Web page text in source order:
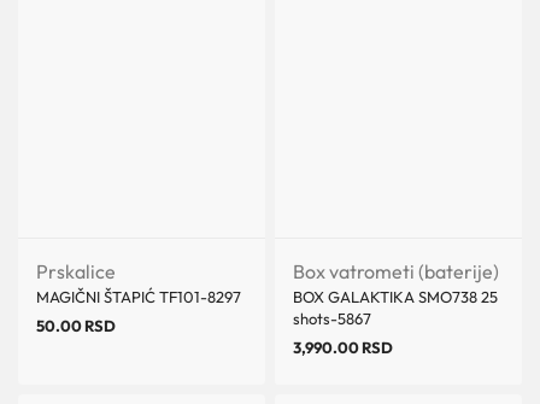
Prskalice
MAGIČNI ŠTAPIĆ TF101-8297
50.00RSD
Box vatrometi (baterije)
BOX GALAKTIKA SMO738 25
shots-5867
3,990.00RSD